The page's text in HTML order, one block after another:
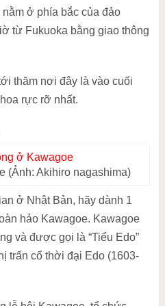
ở phía bắc của đảo
từ Fukuoka bằng giao thông
thăm nơi đây là vào cuối
rực rỡ nhất.
(Ảnh: Akihiro nagashima)
ở Nhật Bản, hãy dành 1
hảo Kawagoe. Kawagoe
và được gọi là “Tiểu Edo”
trấn cổ thời đại Edo (1603-